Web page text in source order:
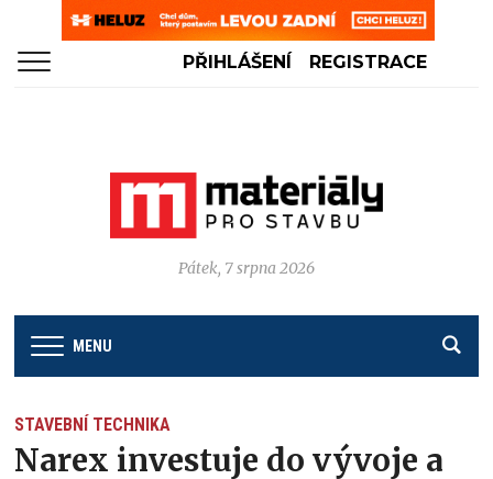
PŘIHLÁŠENÍ REGISTRACE
Pátek, 7 srpna 2026
MENU
STAVEBNÍ TECHNIKA
Narex investuje do vývoje a